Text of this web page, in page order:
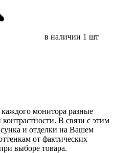
в наличии 1 шт
монитора разные
В связи с этим
и отделки на Вашем
от фактических
выборе товара.